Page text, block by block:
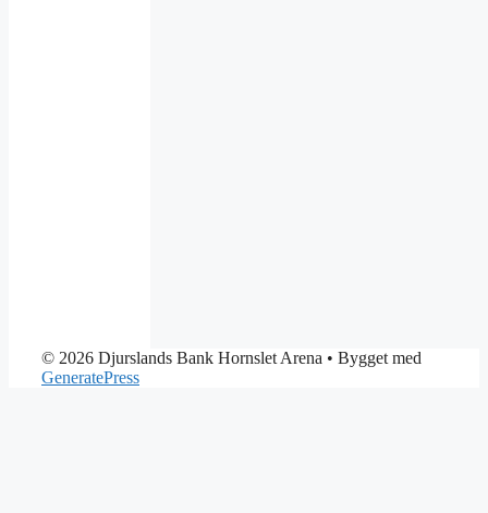
© 2026 Djurslands Bank Hornslet Arena • Bygget med
GeneratePress